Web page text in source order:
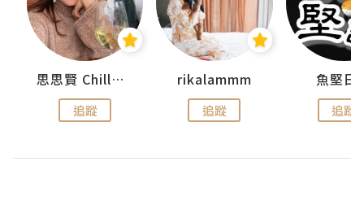
思思賢 ChillMyBabe
追蹤
rikalammm
追蹤
魚堅日
追蹤